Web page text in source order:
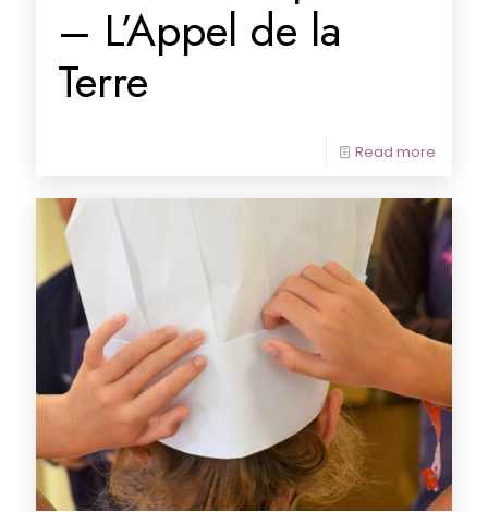
– L’Appel de la
Terre
Read more